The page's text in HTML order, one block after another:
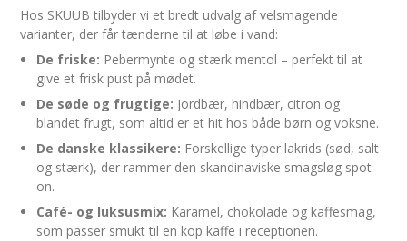
Hos SKUUB tilbyder vi et bredt udvalg af velsmagende
varianter, der får tænderne til at løbe i vand:
De friske: Pebermynte og stærk mentol – perfekt til at
give et frisk pust på mødet.
De søde og frugtige: Jordbær, hindbær, citron og
blandet frugt, som altid er et hit hos både børn og voksne.
De danske klassikere: Forskellige typer lakrids (sød, salt
og stærk), der rammer den skandinaviske smagsløg spot
on.
Café- og luksusmix: Karamel, chokolade og kaffesmag,
som passer smukt til en kop kaffe i receptionen.